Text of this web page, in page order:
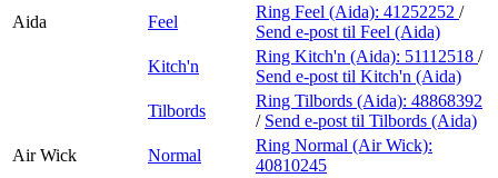
Aida
Feel
Ring Feel (Aida): 41252252 /
Send e-post til Feel (Aida)
Kitch'n
Ring Kitch'n (Aida): 51112518 /
Send e-post til Kitch'n (Aida)
Tilbords
Ring Tilbords (Aida): 48868392
/ Send e-post til Tilbords (Aida)
Air Wick
Normal
Ring Normal (Air Wick):
40810245